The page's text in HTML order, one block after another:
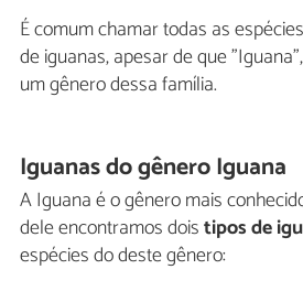
É comum chamar todas as
de iguanas, apesar de que
um gênero dessa família.
Iguanas do gênero Iguana
A Iguana é o gênero mais
dele encontramos doistipos de
espécies do deste gênero: